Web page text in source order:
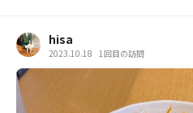
hisa
2023.10.18 1回目の訪問